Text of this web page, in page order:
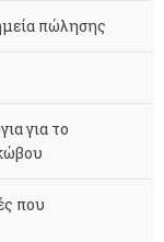
πώλησης
για το
που